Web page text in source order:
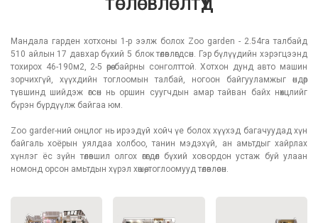
ТӨЛӨВЛӨЛТҮҮД
Мандала гарден хотхоны 1-р ээлж болох Zoo garden - 2.54га талбайд
510 айлын 17 давхар бүхий 5 блок төлөвлөгдсөн. Гэр бүлүүдийн хэрэгцээнд
тохирох 46-190м2, 2-5 өрөө байрны сонголттой. Хотхон дунд авто машин
зорчихгүй, хүүхдийн тоглоомын талбай, ногоон байгууламжыг өндөр
түвшинд шийдэж өгсөн нь оршин суугчдын амар тайван байх нөхцлийг
бүрэн бүрдүүлж байгаа юм.
Zoo garder-ний онцлог нь ирээдүй хойч үе болох хүүхэд багачуудад хүн
байгаль хоёрын уялдаа холбоо, танин мэдэхүй, ан амьтдыг хайрлах
хүнлэг ёс зүйн төлөвшил олгох өгөгдөл бүхий ховордон устаж буй улаан
номонд орсон амьтдын хүрэл хөшөө, тоглоомууд төлөвлөсөн.